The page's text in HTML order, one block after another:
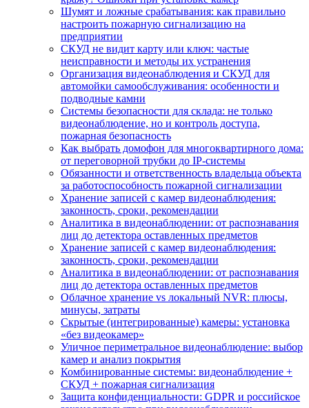
Шумят и ложные срабатывания: как правильно
настроить пожарную сигнализацию на
предприятии
СКУД не видит карту или ключ: частые
неисправности и методы их устранения
Организация видеонаблюдения и СКУД для
автомойки самообслуживания: особенности и
подводные камни
Системы безопасности для склада: не только
видеонаблюдение, но и контроль доступа,
пожарная безопасность
Как выбрать домофон для многоквартирного дома:
от переговорной трубки до IP-системы
Обязанности и ответственность владельца объекта
за работоспособность пожарной сигнализации
Хранение записей с камер видеонаблюдения:
законность, сроки, рекомендации
Аналитика в видеонаблюдении: от распознавания
лиц до детектора оставленных предметов
Хранение записей с камер видеонаблюдения:
законность, сроки, рекомендации
Аналитика в видеонаблюдении: от распознавания
лиц до детектора оставленных предметов
Облачное хранение vs локальный NVR: плюсы,
минусы, затраты
Скрытые (интегрированные) камеры: установка
«без видеокамер»
Уличное периметральное видеонаблюдение: выбор
камер и анализ покрытия
Комбинированные системы: видеонаблюдение +
СКУД + пожарная сигнализация
Защита конфиденциальности: GDPR и российское